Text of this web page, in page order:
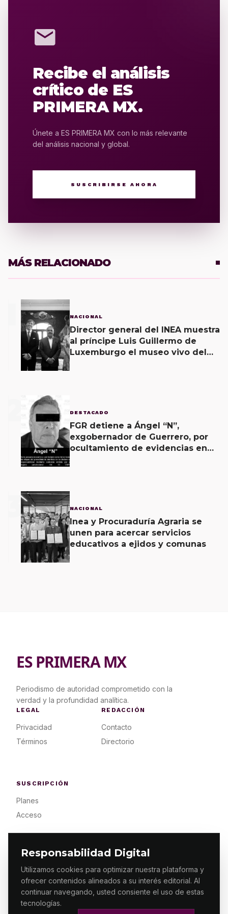
Responsabilidad Digital
Utilizamos cookies para optimizar nuestra plataforma y
ofrecer contenidos alineados a su interés editorial. Al
continuar navegando, usted consiente el uso de estas
tecnologías.
mail
Recibe el análisis
crítico de ES
PRIMERA MX.
Únete a ES PRIMERA MX con lo más relevante
del análisis nacional y global.
SUSCRIBIRSE AHORA
MÁS RELACIONADO
NACIONAL
Director general del INEA muestra
al príncipe Luis Guillermo de
Luxemburgo el museo vivo del
DESTACADO
FGR detiene a Ángel “N”,
exgobernador de Guerrero, por
ocultamiento de evidencias en
3 NACIONAL
Inea y Procuraduría Agraria se
unen para acercar servicios
educativos a ejidos y comunas
ES PRIMERA MX
Periodismo de autoridad comprometido con la
verdad y la profundidad analítica.
LEGAL
Privacidad
Términos
REDACCIÓN
Contacto
Directorio
SUSCRIPCIÓN
Planes
Acceso
© 2026 ES PRIMERA MX. ALGUNOS DERECHOS
RESERVADOS / DESIGNMAKING.MX